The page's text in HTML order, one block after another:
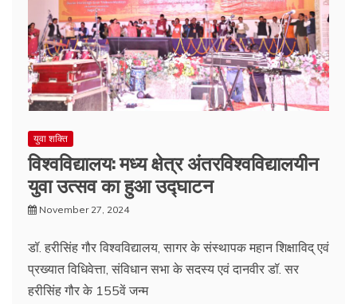
युवा शक्ति
विश्वविद्यालय: मध्य क्षेत्र अंतरविश्वविद्यालयीन
युवा उत्सव का हुआ उद्घाटन
November 27, 2024
डॉ. हरीसिंह गौर विश्वविद्यालय, सागर के संस्थापक महान शिक्षाविद् एवं
प्रख्यात विधिवेत्ता, संविधान सभा के सदस्य एवं दानवीर डॉ. सर
हरीसिंह गौर के 155वें जन्म